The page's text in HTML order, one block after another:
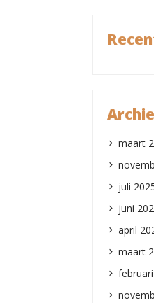
maart
juli
juni
april
maart